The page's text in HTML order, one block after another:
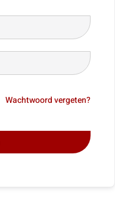
Wachtwoord vergeten?